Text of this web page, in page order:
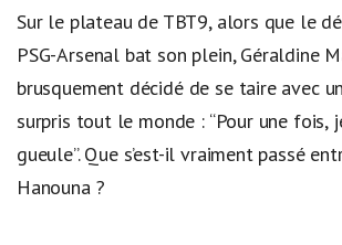
Sur le plateau de TBT9, alors que le
PSG-Arsenal bat son plein, Géraldine
brusquement décidé de se taire avec
surpris tout le monde : “Pour une fois,
gueule”. Que s’est-il vraiment passé
Hanouna ?